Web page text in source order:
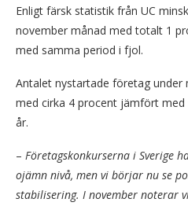
Enligt färsk statistik från UC
november månad med totalt 1
med samma period i fjol.
Antalet nystartade företag under
med cirka 4 procent jämfört
år.
– Företagskonkurserna i Sverige
ojämn nivå, men vi börjar nu se
stabilisering. I november noterar